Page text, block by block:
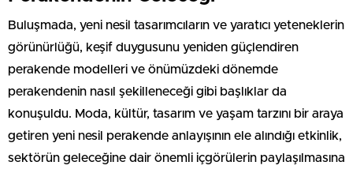
Buluşmada, yeni nesil tasarımcıların ve yaratıcı yeteneklerin
görünürlüğü, keşif duygusunu yeniden güçlendiren
perakende modelleri ve önümüzdeki dönemde
perakendenin nasıl şekilleneceği gibi başlıklar da
konuşuldu. Moda, kültür, tasarım ve yaşam tarzını bir araya
getiren yeni nesil perakende anlayışının ele alındığı etkinlik,
sektörün geleceğine dair önemli içgörülerin paylaşılmasına